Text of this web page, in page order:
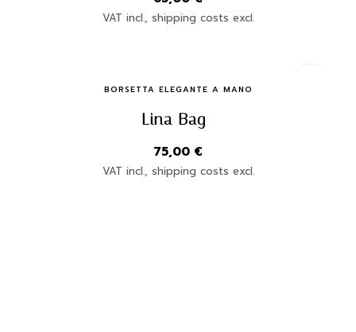
VAT incl., shipping costs excl.
Quick Buy
BORSETTA ELEGANTE A MANO
Lina Bag
75,00 €
VAT incl., shipping costs excl.